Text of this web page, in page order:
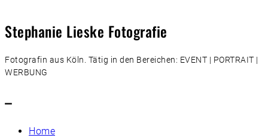
Stephanie Lieske Fotografie
Fotografin aus Köln. Tätig in den Bereichen: EVENT | PORTRAIT |
WERBUNG
–
Home